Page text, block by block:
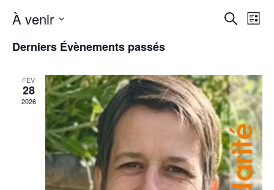
de
vues
Recherche
Liste
À venir
une
Derniers Évènements passés
FÉV
28
2026